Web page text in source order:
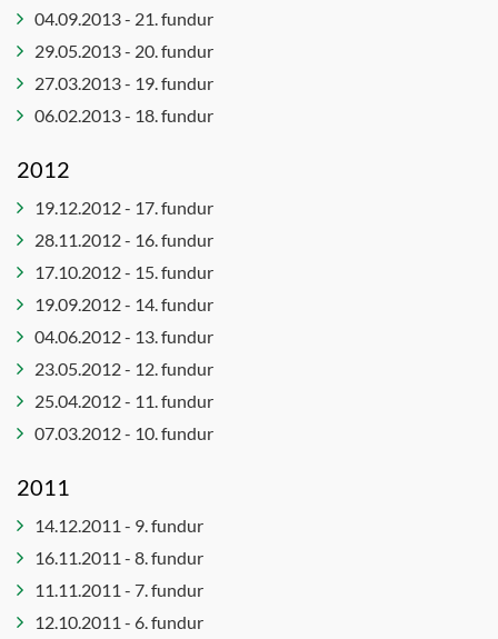
Bæjarráð
Bæjarstjórn
Embættisafgreiðslur
skipulagsfulltrúa
Innkaupanefnd
Jafnréttis-
og
mannréttindaráð
Leikskólanefnd
Lýðheilsu-
íþróttanefnd
Menningar
- og
Menntaráð
Skipulags-
og
umhverfisráð
Velferðar-
Lýðheilsa
innleiðing
Notendaráð
í málefnum
Stjórn
Íslands
Ungmennaráð
Öldungaráð
Atvinnu- og
þróunarráð
Barnaverndarnefnd
Byggingarnefnd
Ferlinefnd
Félagsmálaráð
Forvarna-
og
og
mannréttindanefnd
04.09.2013 - 21. fundur
29.05.2013 - 20. fundur
27.03.2013 - 19. fundur
06.02.2013 - 18. fundur
2012
19.12.2012 - 17. fundur
28.11.2012 - 16. fundur
17.10.2012 - 15. fundur
19.09.2012 - 14. fundur
04.06.2012 - 13. fundur
23.05.2012 - 12. fundur
25.04.2012 - 11. fundur
07.03.2012 - 10. fundur
2011
14.12.2011 - 9. fundur
16.11.2011 - 8. fundur
11.11.2011 - 7. fundur
12.10.2011 - 6. fundur